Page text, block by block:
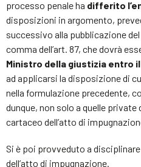
processo penale ha differito
disposizioni in argomento,
successivo alla pubblicazione
comma dell’art. 87, che dovrà
Ministro della giustizia entro il
ad applicarsi la disposizione di
nella formulazione precedente,
dunque, non solo a quelle
cartaceo dell’atto di
Si è poi provveduto a
dell’atto di impugnazione.